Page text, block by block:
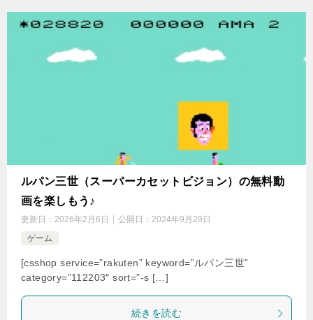
ルパン三世（スーパーカセットビジョン）の無料動
画を楽しもう♪
更新日： 2026年2月6日 公開日： 2024年9月29日
ゲーム
[csshop service=”rakuten” keyword=”ルパン三世”
category=”112203″ sort=”-s […]
続きを読む